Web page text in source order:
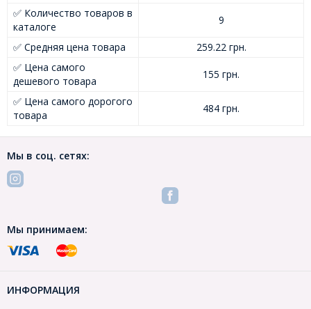
✅ Количество товаров в
каталоге
9
✅ Средняя цена товара
259.22 грн.
✅ Цена самого
дешевого товара
155 грн.
✅ Цена самого дорогого
товара
484 грн.
Мы в соц. сетях:
Мы принимаем:
ИНФОРМАЦИЯ